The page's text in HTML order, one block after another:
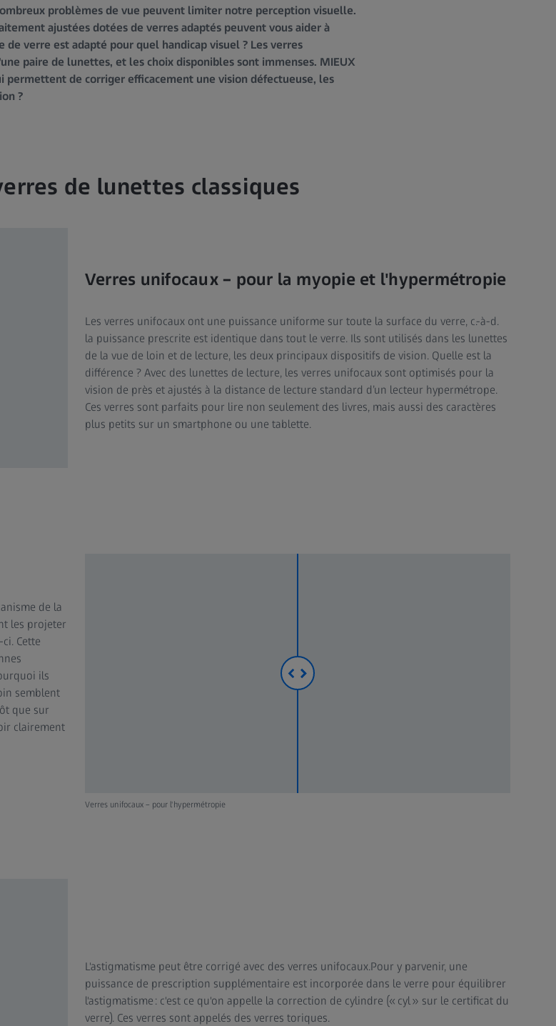
problèmes de vue peuvent limiter notre perception visuelle.
ajustées dotées de verres adaptés peuvent vous aider à
verre est adapté pour quel handicap visuel ? Les verres
paire de lunettes, et les choix disponibles sont immenses. MIEUX
permettent de corriger efficacement une vision défectueuse, les
?
de lunettes classiques
Verres unifocaux – pour la myopie et l'hypermétropie
Les verres unifocaux ont une puissance uniforme sur toute la surface du verre, c.-à-d.
la puissance prescrite est identique dans tout le verre. Ils sont utilisés dans les lunettes
de la vue de loin et de lecture, les deux principaux dispositifs de vision. Quelle est la
différence ? Avec des lunettes de lecture, les verres unifocaux sont optimisés pour la
vision de près et ajustés à la distance de lecture standard d’un lecteur hypermétrope.
Ces verres sont parfaits pour lire non seulement des livres, mais aussi des caractères
plus petits sur un smartphone ou une tablette.
Verres unifocaux – pour l'hypermétropie
de la
les projeter
Cette
ils
semblent
que sur
clairement
L'astigmatisme peut être corrigé avec des verres unifocaux.Pour y parvenir, une
puissance de prescription supplémentaire est incorporée dans le verre pour équilibrer
l'astigmatisme : c'est ce qu'on appelle la correction de cylindre (« cyl » sur le certificat du
verre). Ces verres sont appelés des verres toriques.